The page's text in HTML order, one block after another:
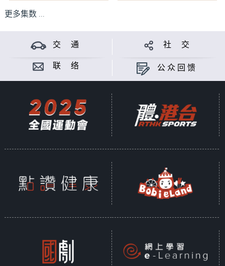
更多集数 ...
交 通 社 交
联 络 公众回馈